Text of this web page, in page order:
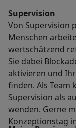
Supervision
Von Supervision
Menschen
wertschätzend
Sie dabei
aktivieren und
finden. Als Team
Supervision als
wenden. Gerne
Konzeptionstag